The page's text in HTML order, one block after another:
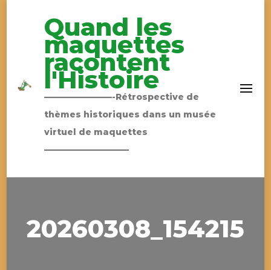
Quand les
maquettes
racontent
l'Histoire
————————-Rétrospective de
thèmes historiques dans un musée
virtuel de maquettes
——————————
20260308_154215